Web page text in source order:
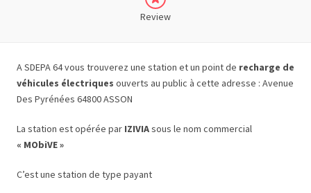
Review
A SDEPA 64 vous trouverez une station et un point de recharge de
véhicules électriques ouverts au public à cette adresse : Avenue
Des Pyrénées 64800 ASSON
La station est opérée par IZIVIAsous le nom commercial
« MObiVE »
C’est une station de type payant